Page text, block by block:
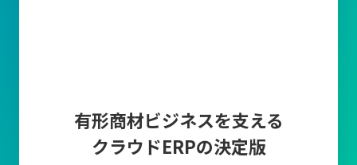
有形商材ビジネスを支える
クラウドERPの決定版